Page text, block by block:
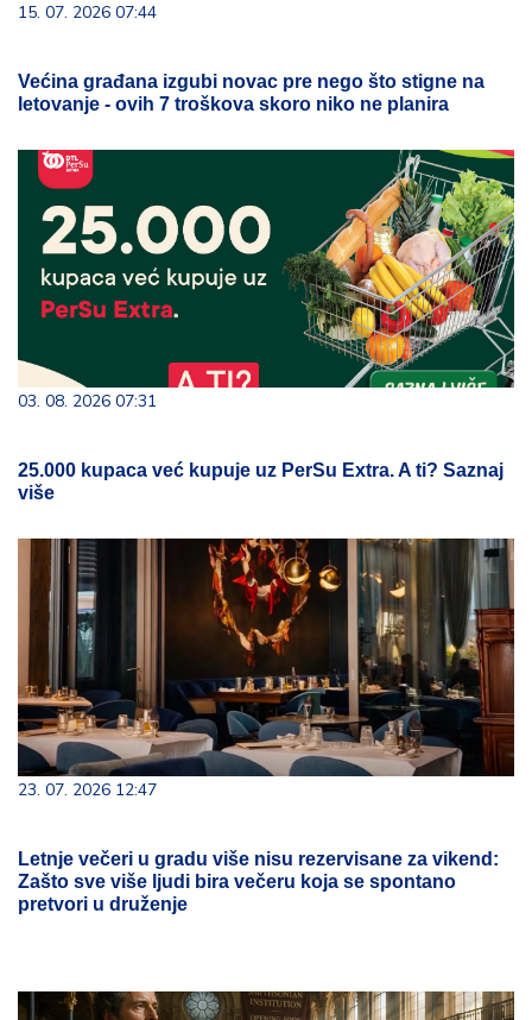
15. 07. 2026 07:44
Većina građana izgubi novac pre nego što stigne na
letovanje - ovih 7 troškova skoro niko ne planira
03. 08. 2026 07:31
25.000 kupaca već kupuje uz PerSu Extra. A ti? Saznaj
više
23. 07. 2026 12:47
Letnje večeri u gradu više nisu rezervisane za vikend:
Zašto sve više ljudi bira večeru koja se spontano
pretvori u druženje